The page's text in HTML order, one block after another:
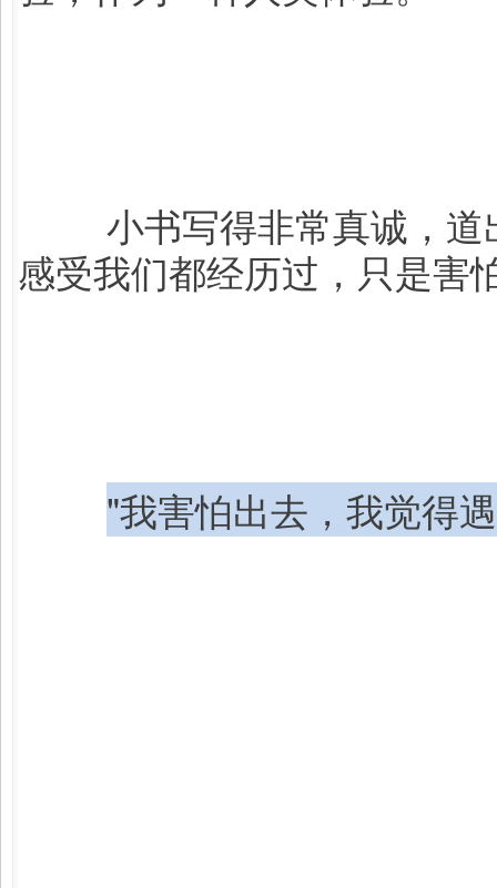
小书写得非常真诚，
感受我们都经历过，只是害
"我害怕出去，我觉得